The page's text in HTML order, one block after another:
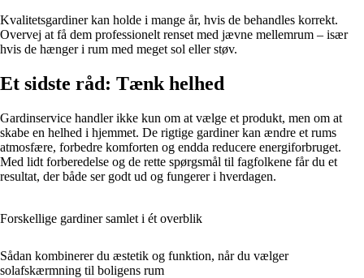
Kvalitetsgardiner kan holde i mange år, hvis de behandles korrekt.
Overvej at få dem professionelt renset med jævne mellemrum – især
hvis de hænger i rum med meget sol eller støv.
Et sidste råd: Tænk helhed
Gardinservice handler ikke kun om at vælge et produkt, men om at
skabe en helhed i hjemmet. De rigtige gardiner kan ændre et rums
atmosfære, forbedre komforten og endda reducere energiforbruget.
Med lidt forberedelse og de rette spørgsmål til fagfolkene får du et
resultat, der både ser godt ud og fungerer i hverdagen.
Forskellige gardiner samlet i ét overblik
Sådan kombinerer du æstetik og funktion, når du vælger
solafskærmning til boligens rum